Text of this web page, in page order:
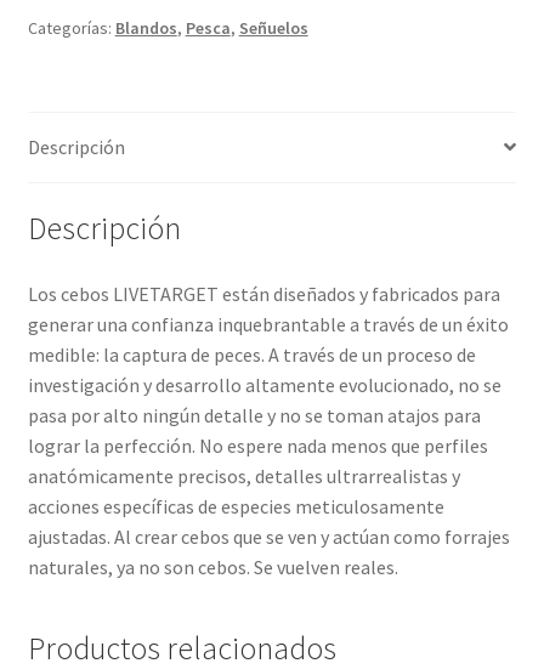
Categorías: Blandos, Pesca, Señuelos
Descripción
Descripción
Los cebos LIVETARGET están diseñados y fabricados para
generar una confianza inquebrantable a través de un éxito
medible: la captura de peces. A través de un proceso de
investigación y desarrollo altamente evolucionado, no se
pasa por alto ningún detalle y no se toman atajos para
lograr la perfección. No espere nada menos que perfiles
anatómicamente precisos, detalles ultrarrealistas y
acciones específicas de especies meticulosamente
ajustadas. Al crear cebos que se ven y actúan como forrajes
naturales, ya no son cebos. Se vuelven reales.
Productos relacionados